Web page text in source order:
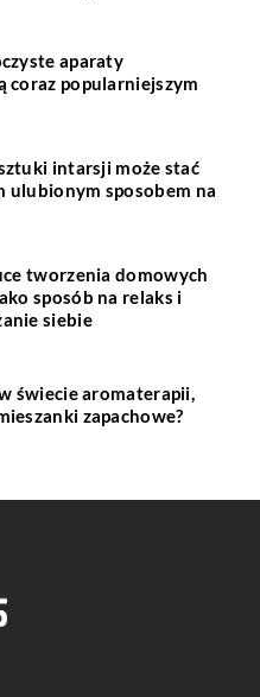
aparaty
coraz popularniejszym
intarsji może stać
ulubionym sposobem na
tworzenia domowych
sposób na relaks i
siebie
świecie aromaterapii,
zapachowe?